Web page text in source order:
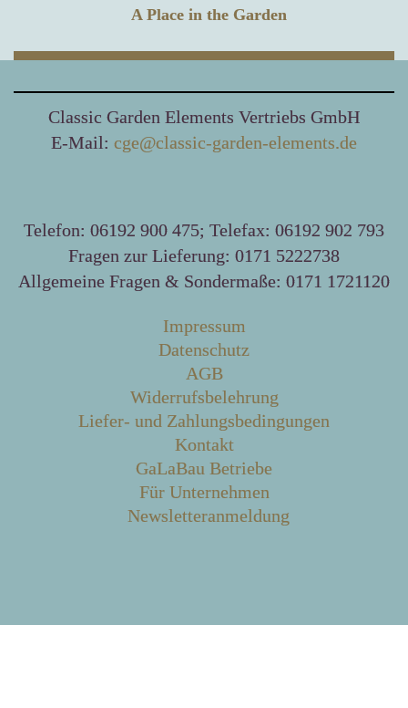
A Place in the Garden
Classic Garden Elements Vertriebs GmbH
E-Mail: cge@classic-garden-elements.de
Telefon: 06192 900 475; Telefax: 06192 902 793
Fragen zur Lieferung: 0171 5222738
Allgemeine Fragen & Sondermaße: 0171 1721120
Impressum
Datenschutz
AGB
Widerrufsbelehrung
Liefer- und Zahlungsbedingungen
Kontakt
GaLaBau Betriebe
Für Unternehmen
Newsletteranmeldung